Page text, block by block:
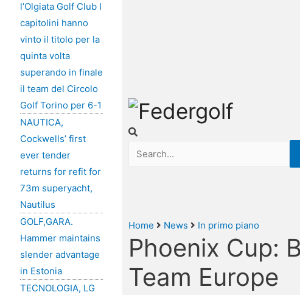
l’Olgiata Golf Club I
capitolini hanno
vinto il titolo per la
quinta volta
superando in finale
il team del Circolo
Golf Torino per 6-1
NAUTICA,
Cockwells’ first
ever tender
returns for refit for
73m superyacht,
Nautilus
GOLF,GARA.
Hammer maintains
slender advantage
in Estonia
TECNOLOGIA, LG
Home News In primo piano
Phoenix Cup:
Team Europe